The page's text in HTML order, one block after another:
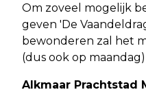
Om zoveel mogelijk
geven 'De
bewonderen zal het
(dus ook op
Alkmaar Prachtstad